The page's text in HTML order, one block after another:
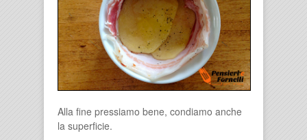
Alla fine pressiamo bene, condiamo anche
la superficie.